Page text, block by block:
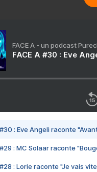
FACE A - un podcast
FACE A #30 : Eve
#30 : Eve Angeli raconte
#29 : MC Solaar raconte
#28 : Lorie raconte "Je vais